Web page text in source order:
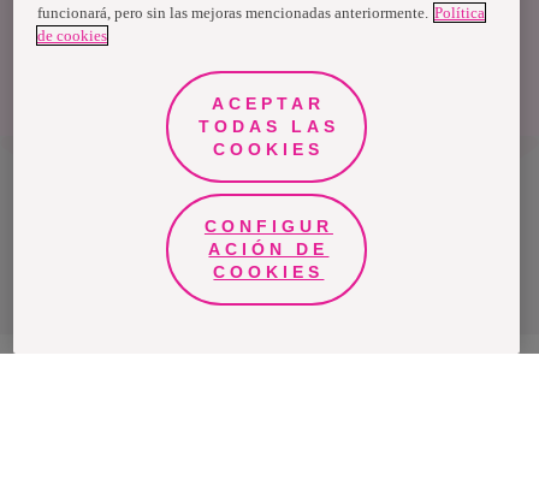
Política de privacidad de datos
Términos y condiciones
Bolivia
funcionará, pero sin las mejoras mencionadas anteriormente. Política
de cookies
ACEPTAR
TODAS LAS
COOKIES
CONFIGUR
ACIÓN DE
COOKIES